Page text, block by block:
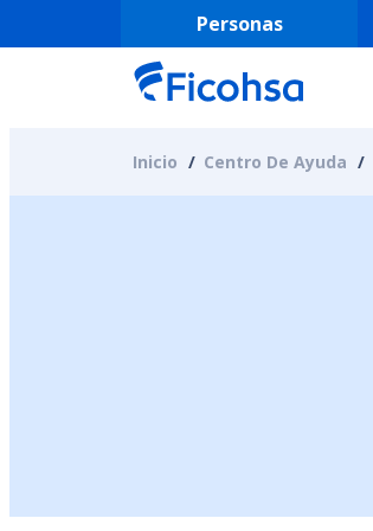
Personas
Inicio Centro De Ayuda